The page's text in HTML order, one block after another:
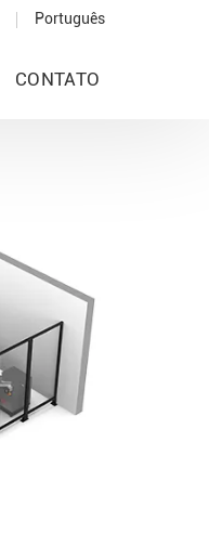
Português
CONTATO